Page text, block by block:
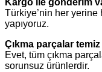
Türkiye’nin her yerine
yapıyoruz.
Çıkma parçalar
Evet, tüm çıkma
sorunsuz ürünlerdir.